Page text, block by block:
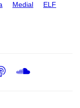
Medial ELF
Podcast